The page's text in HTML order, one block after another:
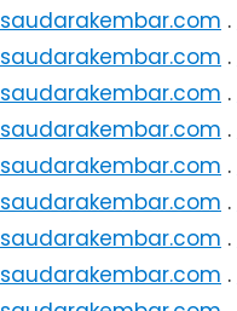
saudarakembar.com .
saudarakembar.com .
saudarakembar.com .
saudarakembar.com .
saudarakembar.com .
saudarakembar.com .
saudarakembar.com .
saudarakembar.com .